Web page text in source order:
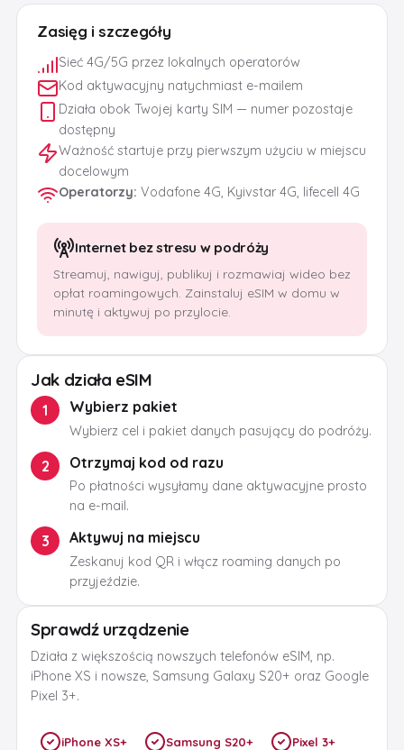
Zasięg i szczegóły
Sieć 4G/5G przez lokalnych operatorów
Kod aktywacyjny natychmiast e-mailem
Działa obok Twojej karty SIM — numer pozostaje
dostępny
Ważność startuje przy pierwszym użyciu w miejscu
docelowym
Operatorzy: Vodafone 4G, Kyivstar 4G, lifecell 4G
Internet bez stresu w podróży
Streamuj, nawiguj, publikuj i rozmawiaj wideo bez
opłat roamingowych. Zainstaluj eSIM w domu w
minutę i aktywuj po przylocie.
Jak działa eSIM
1 Wybierz pakiet
Wybierz cel i pakiet danych pasujący do podróży.
2 Otrzymaj kod od razu
Po płatności wysyłamy dane aktywacyjne prosto
na e-mail.
3 Aktywuj na miejscu
Zeskanuj kod QR i włącz roaming danych po
przyjeździe.
Sprawdź urządzenie
Działa z większością nowszych telefonów eSIM, np.
iPhone XS i nowsze, Samsung Galaxy S20+ oraz Google
Pixel 3+.
iPhone XS+ Samsung S20+ Pixel 3+